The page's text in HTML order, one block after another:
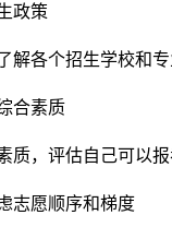
政策
解各个招生学校和
合素质
质，评估自己可以
志愿顺序和梯度